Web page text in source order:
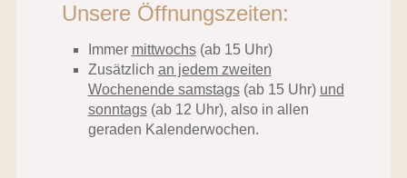
Unsere Öffnungszeiten:
Immer mittwochs(ab 15 Uhr)
Zusätzlich an jedem zweiten
Wochenende samstags(ab 15 Uhr) und
sonntags(ab 12 Uhr), also in allen
geraden Kalenderwochen.